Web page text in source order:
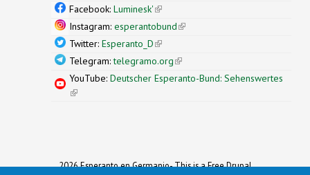
Facebook: Luminesk'(link is external)
Instagram: esperantobund(link is external)
Twitter: Esperanto_D(link is external)
Telegram:telegramo.org(link is external)
YouTube: Deutscher Esperanto-Bund: Sehenswertes
(link is external)
2026 Esperanto en Germanio- This is a Free Drupal